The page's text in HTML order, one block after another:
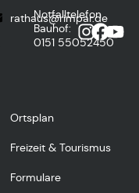
rathaus@rimpar.de
Notfalltelefon
Bauhof:
0151 55052450
Ortsplan
Freizeit & Tourismus
Formulare